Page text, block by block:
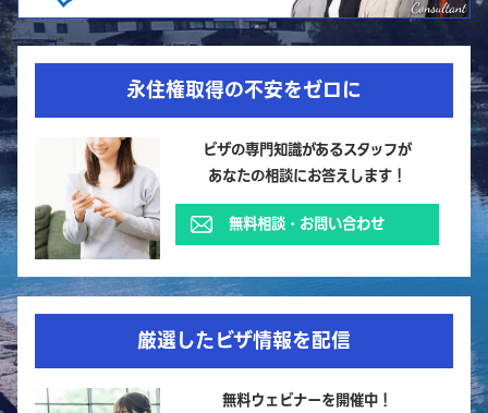
永住権取得の不安をゼロに
ビザの専門知識があるスタッフが
あなたの相談にお答えします！
無料相談・お問い合わせ
厳選したビザ情報を配信
無料ウェビナーを開催中！